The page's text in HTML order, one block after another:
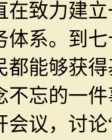
在致力建
体系。到
都能够获
不忘的一
会议，讨